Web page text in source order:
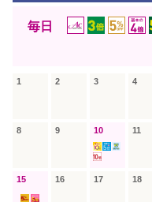
毎日
1 2 3 4
8 9 10 11
15 16 17 18